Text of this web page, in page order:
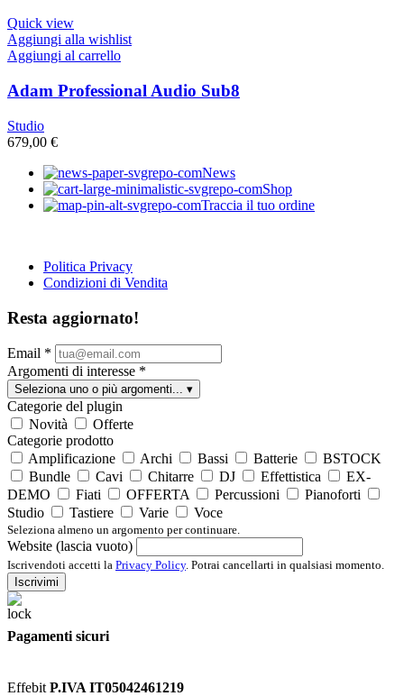
Quick view
Aggiungi alla wishlist
Aggiungi al carrello
Adam Professional Audio Sub8
Studio
679,00 €
News
Shop
Traccia il tuo ordine
Politica Privacy
Condizioni di Vendita
Resta aggiornato!
Email *
Argomenti di interesse *
Seleziona uno o più argomenti... ▾
Categorie del plugin
Novità
Offerte
Categorie prodotto
Amplificazione
Archi Bassi Batterie
BSTOCK
Bundle
Cavi Chitarre DJ Effettistica
EX-
DEMO
Fiati OFFERTA Percussioni
Pianoforti
Studio
Tastiere Varie Voce
Seleziona almeno un argomento per continuare.
Website (lascia vuoto)
Iscrivendoti accetti la Privacy Policy. Potrai cancellarti in qualsiasi momento.
Iscrivimi
Pagamenti sicuri
Effebit P.IVA IT05042461219